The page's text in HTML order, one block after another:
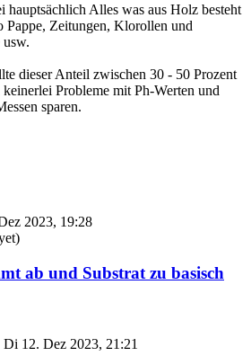
hauptsächlich Alles was aus Holz besteht
Pappe, Zeitungen, Klorollen und
usw.
dieser Anteil zwischen 30 - 50 Prozent
Probleme mit Ph-Werten und
sparen.
2023, 19:28
ab und Substrat zu basisch
Di 12. Dez 2023, 21:21